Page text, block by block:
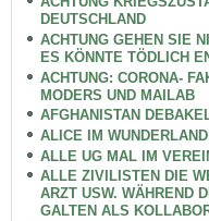
DEUTSCHLAND
ACHTUNG GEHEN SIE
ES KÖNNTE TÖDLICH
ACHTUNG: CORONA-
MODERS UND MAILAB
AFGHANISTAN
ALICE IM WUNDERLAND
ALLE UG MAL IM
ALLE ZIVILISTEN DIE
ARZT USW. WÄHREND
GALTEN ALS